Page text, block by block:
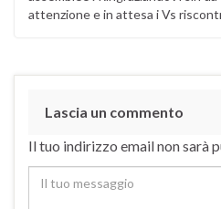
attenzione e in attesa i Vs
Lascia un commento
Il tuo indirizzo email non sarà